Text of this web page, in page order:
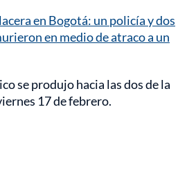
en Bogotá: un policía y dos
en medio de atraco a un
se produjo hacia las dos de la
17 de febrero.